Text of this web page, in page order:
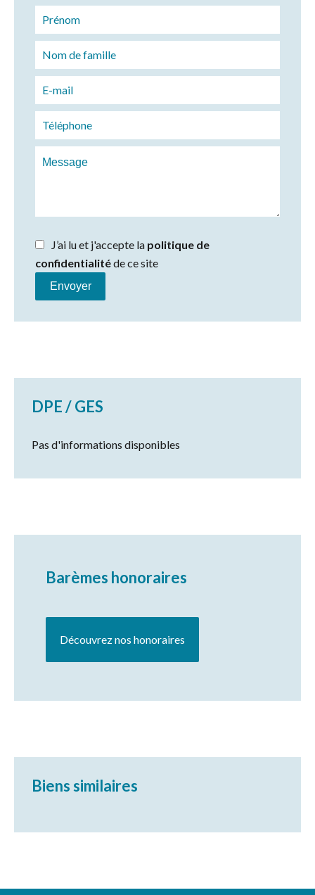
J’ai lu et j'accepte la politique de
confidentialitéde ce site
Envoyer
DPE / GES
Pas d'informations disponibles
Barèmes honoraires
Découvrez nos honoraires
Biens similaires